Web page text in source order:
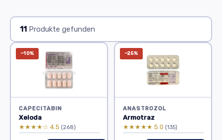
11 Produkte gefunden
−10%
CAPECITABIN
Xeloda
★★★★☆ 4.5 (268)
−25%
ANASTROZOL
Armotraz
★★★★★ 5.0 (135)